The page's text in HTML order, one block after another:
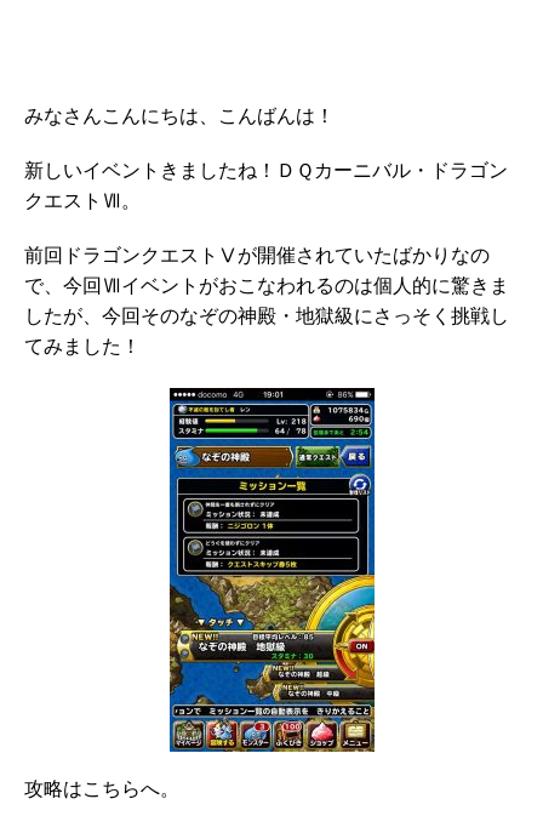
みなさんこんにちは、こんばんは！
新しいイベントきましたね！ＤＱカーニバル・ドラゴン
クエストⅦ。
前回ドラゴンクエストⅤが開催されていたばかりなの
で、今回Ⅶイベントがおこなわれるのは個人的に驚きま
したが、今回そのなぞの神殿・地獄級にさっそく挑戦し
てみました！
攻略はこちらへ。